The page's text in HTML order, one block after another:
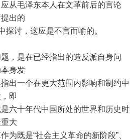
从毛泽东本人在文革前后的言论
出的
探讨，这应是不言而喻的。
是在已经指出的造反派自身问
身发
出一个在更大范围内影响和制约中
即
六十年代中国所处的世界和历史时
大
为既是“社会主义革命的新阶段”、